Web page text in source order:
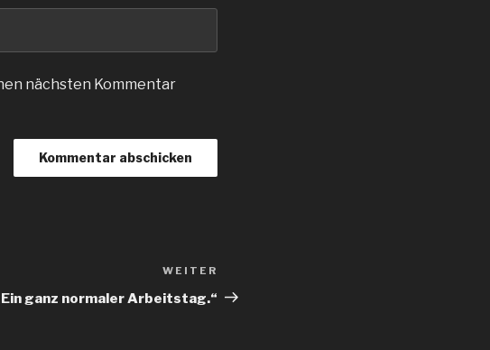
nächsten Kommentar
Beitrag
WEITER
ganz normaler Arbeitstag.“